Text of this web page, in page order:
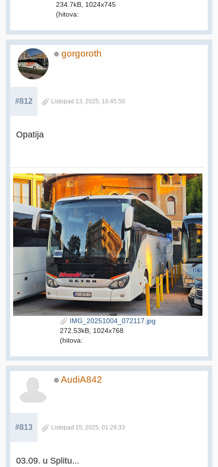
234.7kB, 1024x745
(hitova:
gorgoroth
#812 Listopad 13, 2025, 16:45:50
Opatija
IMG_20251004_072117.jpg
272.53kB, 1024x768
(hitova:
AudiA842
#813 Listopad 15, 2025, 01:29:33
03.09. u Splitu...